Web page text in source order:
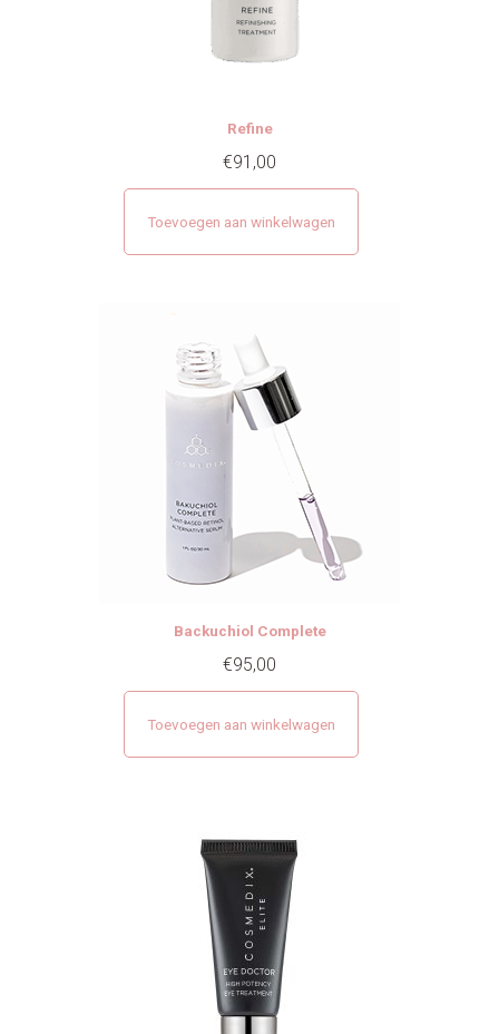
Refine
€91,00
Toevoegen aan winkelwagen
Backuchiol Complete
€95,00
Toevoegen aan winkelwagen